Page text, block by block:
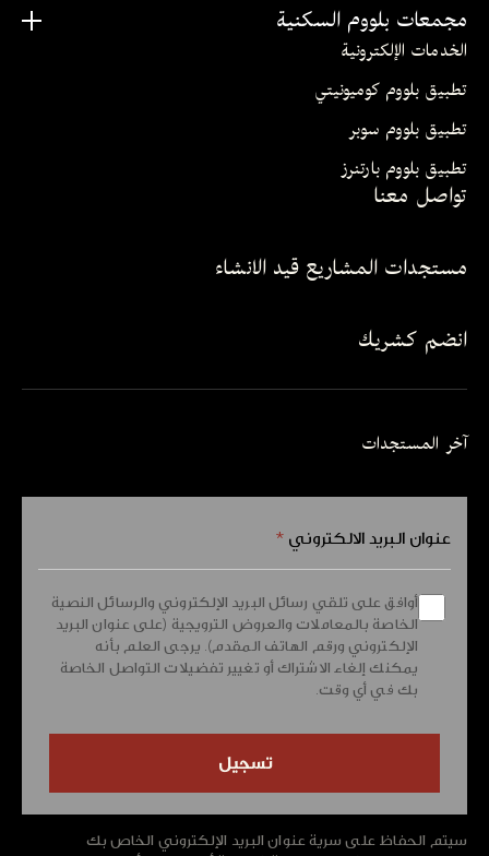
مجمعات بلووم السكنية
الخدمات الإلكترونية
تطبيق بلووم كوميونيتي
تطبيق بلووم سوبر
تطبيق بلووم بارتنرز
تواصل معنا
مستجدات المشاريع قيد الانشاء
انضم كشريك
آخر المستجدات
عنوان البريد الالكتروني *
أوافق على تلقي رسائل البريد الإلكتروني والرسائل النصية
الخاصة بالمعاملات والعروض الترويجية (على عنوان البريد
الإلكتروني ورقم الهاتف المقدم). يرجى العلم بأنه
يمكنك إلغاء الاشتراك أو تغيير تفضيلات التواصل الخاصة
بك في أي وقت.
سيتم الحفاظ على سرية عنوان البريد الإلكتروني الخاص بك